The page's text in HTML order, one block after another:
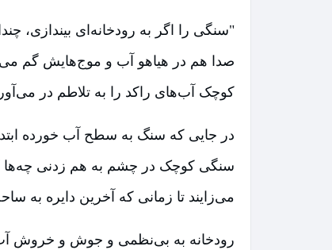
"سنگی را اگر به رودخانه‌ای
صدا هم در هیاهو آب و موج‌هایش گم
کوچک آب‌های راکد را به تلاطم در
در جایی که سنگ به سطح آب خورده
سنگی کوچک در چشم به هم زدنی چه‌ها
می‌زایند تا زمانی که آخرین دایره به
رودخانه به بی‌نظمی و جوش و خروش آب